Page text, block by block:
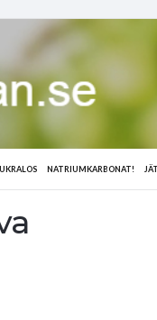
NATRIUMKARBONAT!